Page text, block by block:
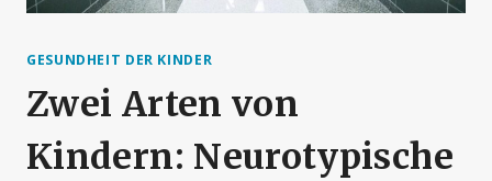
GESUNDHEIT DER KINDER
Zwei Arten von
Kindern: Neurotypische